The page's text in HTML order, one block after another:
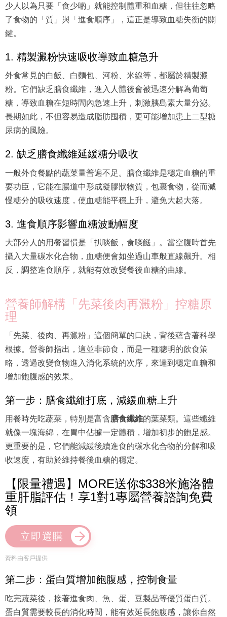
少人以為只要「食少啲」就能控制體重和血糖，但往往忽略
了食物的「質」與「進食順序」，這正是導致血糖失衡的關
鍵。
1. 精製澱粉快速吸收導致血糖急升
外食常見的白飯、白麵包、河粉、米線等，都屬於精製澱
粉。它們缺乏膳食纖維，進入人體後會被迅速分解為葡萄
糖，導致血糖在短時間內急速上升，刺激胰島素大量分泌。
長期如此，不但容易造成脂肪囤積，更可能增加患上二型糖
尿病的風險。
2. 缺乏膳食纖維延緩糖分吸收
一般外食餐點的蔬菜量普遍不足。膳食纖維是穩定血糖的重
要功臣，它能在腸道中形成凝膠狀物質，包裹食物，從而減
慢糖分的吸收速度，使血糖能平穩上升，避免大起大落。
3. 進食順序影響血糖波動幅度
大部分人的用餐習慣是「扒啖飯，食啖餸」。當空腹時首先
攝入大量碳水化合物，血糖便會如坐過山車般直線飆升。相
反，調整進食順序，就能有效改變餐後血糖的曲線。
營養師解構「先菜後肉再澱粉」控糖原
理
「先菜、後肉、再澱粉」這個簡單的口訣，背後蘊含著科學
根據。營養師指出，這並非節食，而是一種聰明的飲食策
略，透過改變食物進入消化系統的次序，來達到穩定血糖和
增加飽腹感的效果。
第一步：膳食纖維打底，減緩血糖上升
用餐時先吃蔬菜，特別是富含膳食纖維的葉菜類。這些纖維
就像一塊海綿，在胃中佔據一定體積，增加初步的飽足感。
更重要的是，它們能減緩後續進食的碳水化合物的分解和吸
收速度，有助於維持餐後血糖的穩定。
【限量禮遇】MORE送你$338米施洛體
重肝脂評估！享1對1專屬營養諮詢免費
領
立即選購
資料由客戶提供
第二步：蛋白質增加飽腹感，控制食量
吃完蔬菜後，接著進食肉、魚、蛋、豆製品等優質蛋白質。
蛋白質需要較長的消化時間，能有效延長飽腹感，讓你自然